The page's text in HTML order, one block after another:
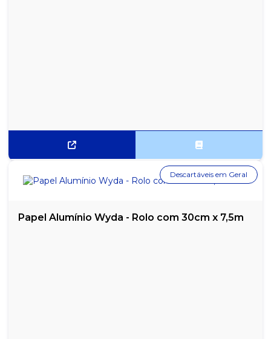
Papel Alumínio Wyda - Rolo com 30cm x 7,5m
Descartáveis em Geral